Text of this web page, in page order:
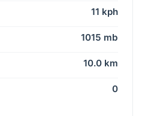
11 kph
1015 mb
10.0 km
0